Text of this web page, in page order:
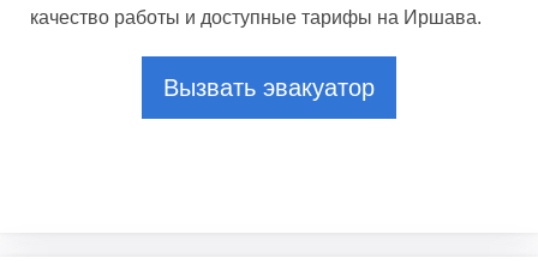
качество работы и доступные тарифы на Иршава.
Вызвать эвакуатор